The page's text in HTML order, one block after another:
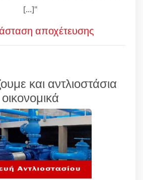
[...]"
αποχέτευσης
και αντλιοστάσια
οικονομικά